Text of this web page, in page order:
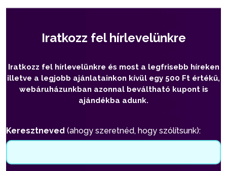
Iratkozz fel hírlevelünkre
Iratkozz fel hírlevelünkre és most a legfrisebb híreken
illetve a legjobb ajánlatainkon kívül egy 500 Ft értékű,
webáruházunkban azonnal beváltható kupont is
ajándékba adunk.
Keresztneved (ahogy szeretnéd, hogy szólítsunk):